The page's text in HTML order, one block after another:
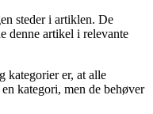
steder i artiklen. De
denne artikel i relevante
kategorier er, at alle
kategori, men de behøver